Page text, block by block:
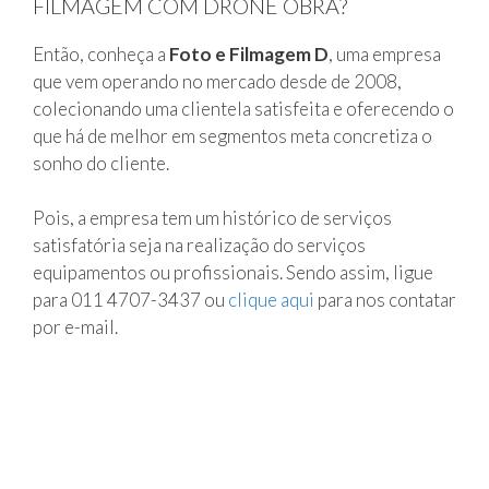
FILMAGEM COM DRONE OBRA?
Então, conheça a Foto e Filmagem D, uma empresa
que vem operando no mercado desde de 2008,
colecionando uma clientela satisfeita e oferecendo o
que há de melhor em segmentos meta concretiza o
sonho do cliente.
Pois, a empresa tem um histórico de serviços
satisfatória seja na realização do serviços
equipamentos ou profissionais. Sendo assim, ligue
para 011 4707-3437 ou clique aqui para nos contatar
por e-mail.